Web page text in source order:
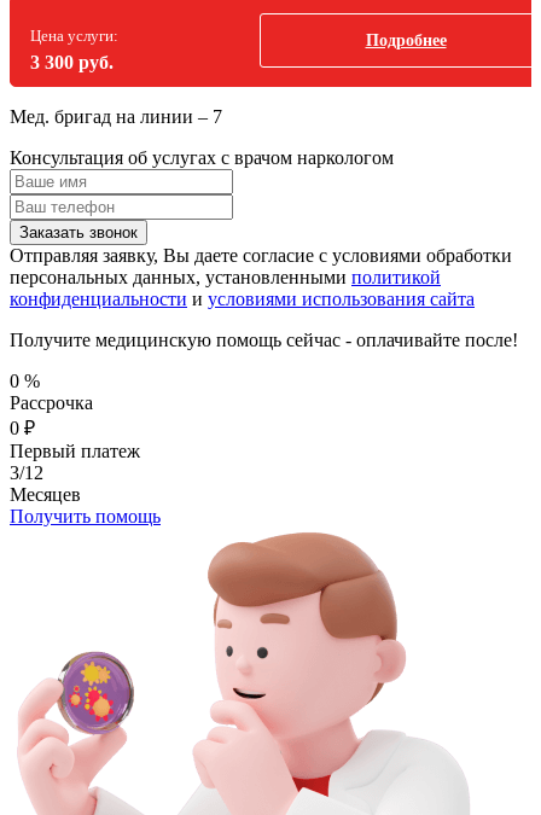
Цена услуги:
3 300 руб.
Подробнее
Мед. бригад на линии – 7
Консультация об услугах с врачом наркологом
Заказать звонок
Отправляя заявку, Вы даете согласие с условиями обработки
персональных данных, установленными политикой
конфиденциальности и условиями использования сайта
Получите медицинскую помощь сейчас - оплачивайте после!
0 %
Рассрочка
0 ₽
Первый платеж
3/12
Месяцев
Получить помощь